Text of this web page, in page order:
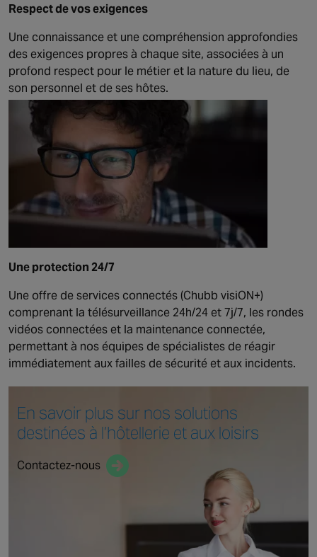
Respect de vos exigences
Une connaissance et une compréhension approfondies
des exigences propres à chaque site, associées à un
profond respect pour le métier et la nature du lieu, de
son personnel et de ses hôtes.
Une protection 24/7
Une offre de services connectés (Chubb visiON+)
comprenant la télésurveillance 24h/24 et 7j/7, les rondes
vidéos connectées et la maintenance connectée,
permettant à nos équipes de spécialistes de réagir
immédiatement aux failles de sécurité et aux incidents.
En savoir plus sur nos solutions
destinées à l’hôtellerie et aux loisirs
Contactez-nous